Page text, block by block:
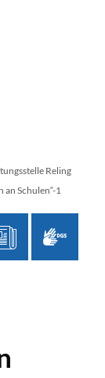
Reling
an Schulen“-1